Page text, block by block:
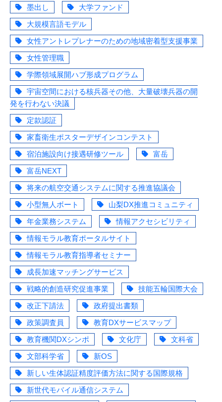
墨出し
大学ファンド
大規模言語モデル
女性アントレプレナーのための地域密着型支援事業
女性管理職
学際領域展開ハブ形成プログラム
宇宙空間における核兵器その他、大量破壊兵器の開
発を行わない決議
定款認証
家畜衛生ポスターデザインコンテスト
宿泊施設向け接遇研修ツール
富岳
富岳NEXT
将来の航空交通システムに関する推進協議会
小型無人ボート
山梨DX推進コミュニティ
年金業務システム
情報アクセシビリティ
情報モラル教育ポータルサイト
情報モラル教育指導者セミナー
成長加速マッチングサービス
戦略的創造研究促進事業
技能五輪国際大会
改正下請法
政府提出書類
政策調査員
教育DXサービスマップ
教育機関DXシンポ
文化庁
文科省
文部科学省
新OS
新しい生体認証精度評価方法に関する国際規格
新世代モバイル通信システム